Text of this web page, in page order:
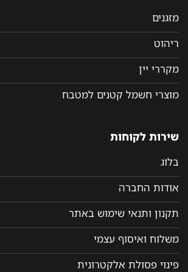
מזגנים
ריהוט
מקררי יין
מוצרי חשמל קטנים למטבח
שירות לקוחות
בלוג
אודות החברה
תקנון ותנאי שימוש באתר
משלוח ואיסוף עצמי
פינוי פסולת אלקטרונית